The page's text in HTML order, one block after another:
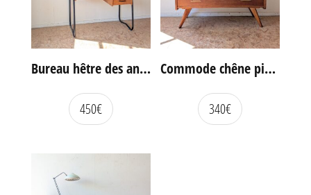
Bureau hêtre des années 60
450€
Commode chêne pieds compas vintage
340€